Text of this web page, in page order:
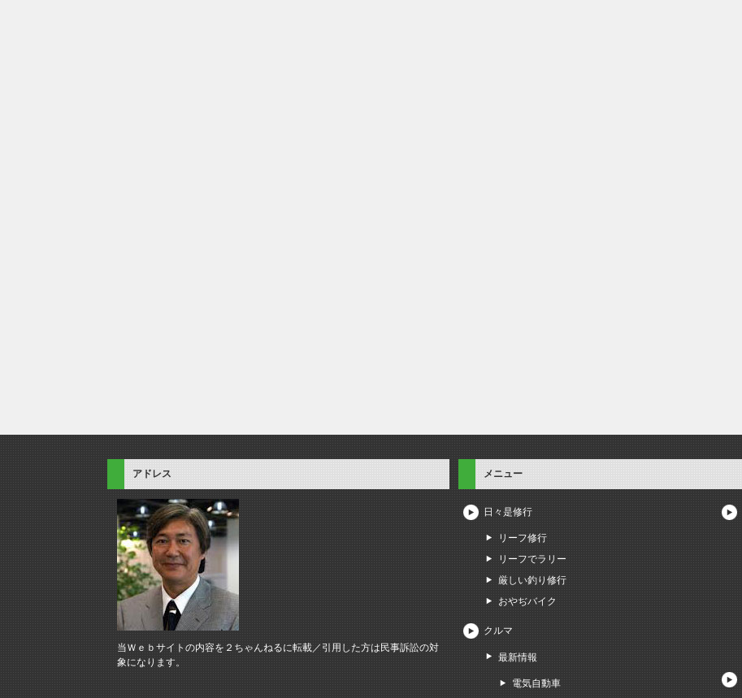
アドレス
当Ｗｅｂサイトの内容を２ちゃんねるに転載／引用した方は民事訴訟の対
象になります。
メニュー
日々是修行
リーフ修行
リーフでラリー
厳しい釣り修行
おやぢバイク
クルマ
最新情報
電気自動車